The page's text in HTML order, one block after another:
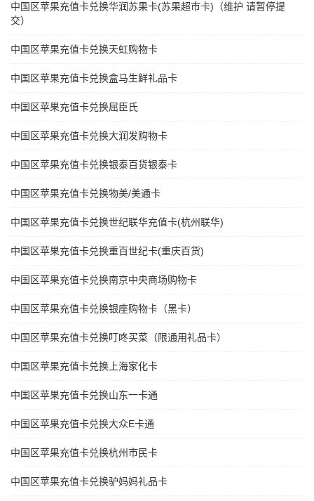
中国区苹果充值卡兑换华润苏果卡(苏果超市卡)（维护 请暂停提
交）
中国区苹果充值卡兑换天虹购物卡
中国区苹果充值卡兑换盒马生鲜礼品卡
中国区苹果充值卡兑换屈臣氏
中国区苹果充值卡兑换大润发购物卡
中国区苹果充值卡兑换银泰百货银泰卡
中国区苹果充值卡兑换物美/美通卡
中国区苹果充值卡兑换世纪联华充值卡(杭州联华)
中国区苹果充值卡兑换重百世纪卡(重庆百货)
中国区苹果充值卡兑换南京中央商场购物卡
中国区苹果充值卡兑换银座购物卡（黑卡）
中国区苹果充值卡兑换叮咚买菜（限通用礼品卡）
中国区苹果充值卡兑换上海家化卡
中国区苹果充值卡兑换山东一卡通
中国区苹果充值卡兑换大众E卡通
中国区苹果充值卡兑换杭州市民卡
中国区苹果充值卡兑换驴妈妈礼品卡